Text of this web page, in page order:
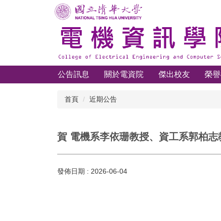
公告訊息 關於電資院 傑出校友 榮
首頁 近期公告
賀 電機系李依珊教授、資工系郭柏
發佈日期 : 2026-06-04